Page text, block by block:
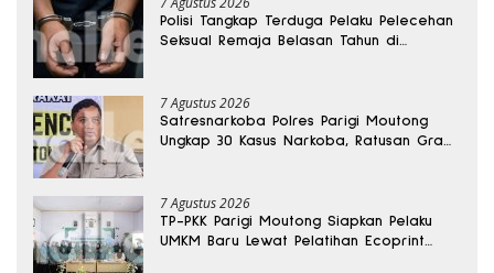
Polisi Tangkap Terduga Pelaku Pelecehan
Seksual Remaja Belasan Tahun di
7 Agustus 2026
Satresnarkoba Polres Parigi Moutong
Ungkap 30 Kasus Narkoba, Ratusan Gram
7 Agustus 2026
TP-PKK Parigi Moutong Siapkan Pelaku
UMKM Baru Lewat Pelatihan Ecoprint